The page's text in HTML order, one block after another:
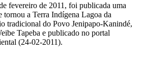
fevereiro de 2011, foi publicada uma
tornou a Terra Indígena Lagoa da
tradicional do Povo Jenipapo-Kanindé,
Tapeba e publicado no portal
(24-02-2011).